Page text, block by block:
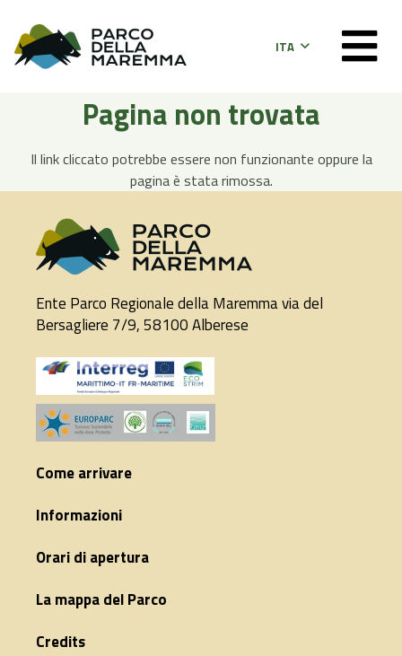
ITA
Pagina non trovata
Il link cliccato potrebbe essere non funzionante oppure la
pagina è stata rimossa.
Ente Parco Regionale della Maremma via del
Bersagliere 7/9, 58100 Alberese
Come arrivare
Informazioni
Orari di apertura
La mappa del Parco
Credits